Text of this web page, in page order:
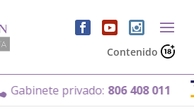
Contenido
privado: 806 408 011